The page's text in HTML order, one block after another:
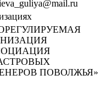
ПОВОЛЖЬЯ»